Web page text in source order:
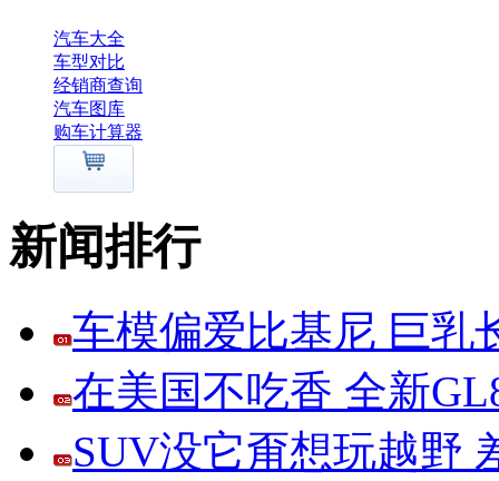
汽车大全
车型对比
经销商查询
汽车图库
购车计算器
新闻排行
车模偏爱比基尼 巨乳
在美国不吃香 全新
SUV没它甭想玩越野